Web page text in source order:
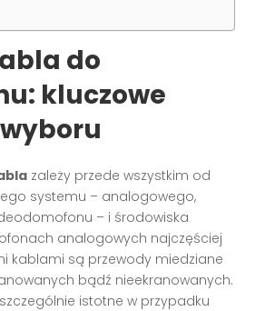
do
kluczowe
zależy przede wszystkim od
systemu – analogowego,
– i środowiska
analogowych najczęściej
kablami są przewody miedziane
bądź nieekranowanych.
istotne w przypadku